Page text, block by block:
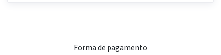
Forma de pagamento